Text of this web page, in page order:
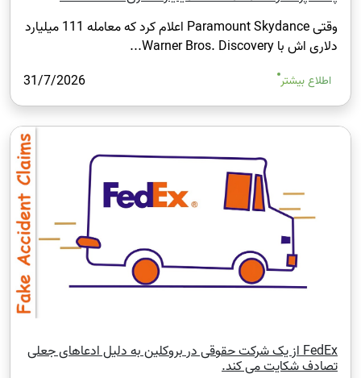
وقتی Paramount Skydance اعلام کرد که معامله 111 میلیارد
دلاری اش با Warner Bros. Discovery...
اطلاع بیشتر 31/7/2026
FedEx از یک شرکت حقوقی در بروکلین به دلیل ادعاهای جعلی
تصادف شکایت می‌ کند.